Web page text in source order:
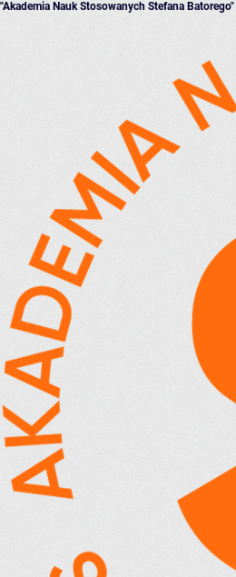
"Akademia Nauk Stosowanych Stefana Batorego"